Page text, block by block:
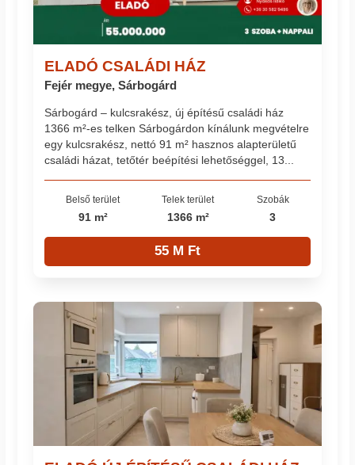
ELADÓ CSALÁDI HÁZ
Fejér megye, Sárbogárd
Sárbogárd – kulcsrakész, új építésű családi ház
1366 m²-es telken Sárbogárdon kínálunk megvételre
egy kulcsrakész, nettó 91 m² hasznos alapterületű
családi házat, tetőtér beépítési lehetőséggel, 13...
Belső terület
91 m²
Telek terület
1366 m²
Szobák
3
55 M Ft